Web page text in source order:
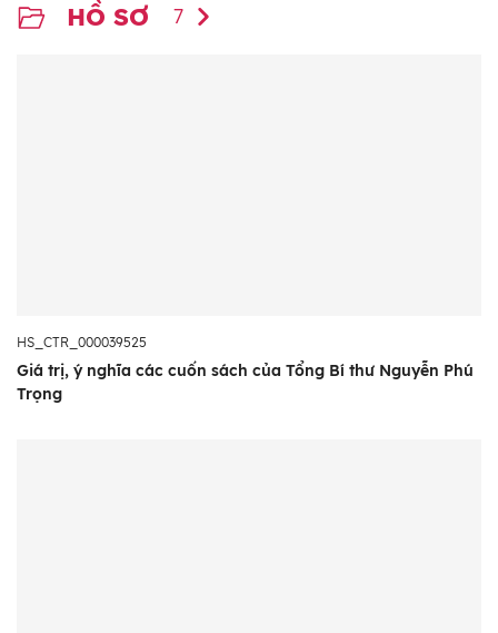
HỒ SƠ 7
HS_CTR_000039525
Giá trị, ý nghĩa các cuốn sách của Tổng Bí thư Nguyễn Phú
Trọng